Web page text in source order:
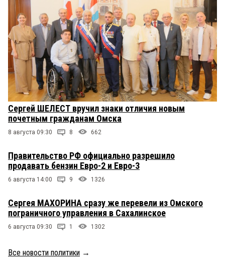
Сергей ШЕЛЕСТ вручил знаки отличия новым
почетным гражданам Омска
8 августа 09:30 8 662
Правительство РФ официально разрешило
продавать бензин Евро-2 и Евро-3
6 августа 14:00 9 1326
Сергея МАХОРИНА сразу же перевели из Омского
пограничного управления в Сахалинское
6 августа 09:30 1 1302
Все новости политики →